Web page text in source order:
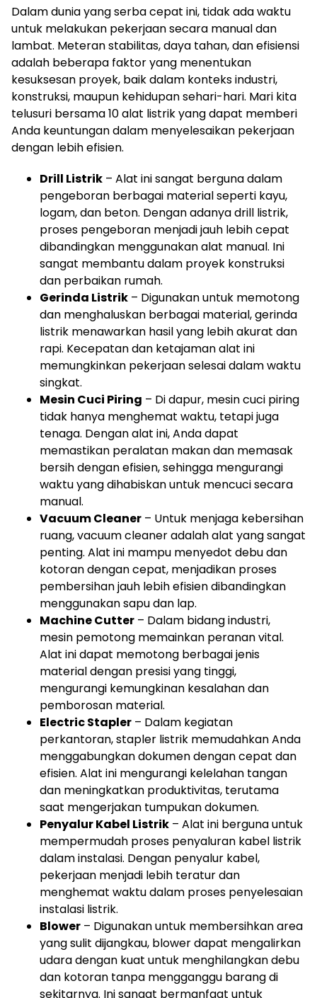
Dalam dunia yang serba cepat ini, tidak ada waktu
untuk melakukan pekerjaan secara manual dan
lambat. Meteran stabilitas, daya tahan, dan efisiensi
adalah beberapa faktor yang menentukan
kesuksesan proyek, baik dalam konteks industri,
konstruksi, maupun kehidupan sehari-hari. Mari kita
telusuri bersama 10 alat listrik yang dapat memberi
Anda keuntungan dalam menyelesaikan pekerjaan
dengan lebih efisien.
Drill Listrik – Alat ini sangat berguna dalam
pengeboran berbagai material seperti kayu,
logam, dan beton. Dengan adanya drill listrik,
proses pengeboran menjadi jauh lebih cepat
dibandingkan menggunakan alat manual. Ini
sangat membantu dalam proyek konstruksi
dan perbaikan rumah.
Gerinda Listrik – Digunakan untuk memotong
dan menghaluskan berbagai material, gerinda
listrik menawarkan hasil yang lebih akurat dan
rapi. Kecepatan dan ketajaman alat ini
memungkinkan pekerjaan selesai dalam waktu
singkat.
Mesin Cuci Piring – Di dapur, mesin cuci piring
tidak hanya menghemat waktu, tetapi juga
tenaga. Dengan alat ini, Anda dapat
memastikan peralatan makan dan memasak
bersih dengan efisien, sehingga mengurangi
waktu yang dihabiskan untuk mencuci secara
manual.
Vacuum Cleaner – Untuk menjaga kebersihan
ruang, vacuum cleaner adalah alat yang sangat
penting. Alat ini mampu menyedot debu dan
kotoran dengan cepat, menjadikan proses
pembersihan jauh lebih efisien dibandingkan
menggunakan sapu dan lap.
Machine Cutter – Dalam bidang industri,
mesin pemotong memainkan peranan vital.
Alat ini dapat memotong berbagai jenis
material dengan presisi yang tinggi,
mengurangi kemungkinan kesalahan dan
pemborosan material.
Electric Stapler – Dalam kegiatan
perkantoran, stapler listrik memudahkan Anda
menggabungkan dokumen dengan cepat dan
efisien. Alat ini mengurangi kelelahan tangan
dan meningkatkan produktivitas, terutama
saat mengerjakan tumpukan dokumen.
Penyalur Kabel Listrik – Alat ini berguna untuk
mempermudah proses penyaluran kabel listrik
dalam instalasi. Dengan penyalur kabel,
pekerjaan menjadi lebih teratur dan
menghemat waktu dalam proses penyelesaian
instalasi listrik.
Blower – Digunakan untuk membersihkan area
yang sulit dijangkau, blower dapat mengalirkan
udara dengan kuat untuk menghilangkan debu
dan kotoran tanpa mengganggu barang di
sekitarnya. Ini sangat bermanfaat untuk